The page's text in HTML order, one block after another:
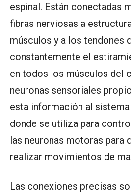
espinal. Están conectadas
fibras nerviosas a
músculos y a los tendones
constantemente el
en todos los músculos del
neuronas sensoriales
esta información al
donde se utiliza para
las neuronas motoras para
realizar movimientos de
Las conexiones precisas